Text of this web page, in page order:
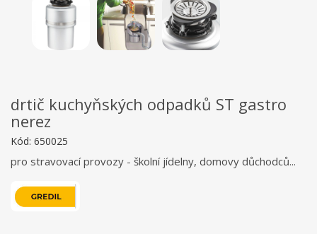
drtič kuchyňských odpadků ST gastro
nerez
Kód: 650025
pro stravovací provozy - školní jídelny, domovy důchodců...